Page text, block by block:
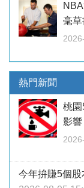
毫
熱門新聞
桃
影響
今年拚賺5個